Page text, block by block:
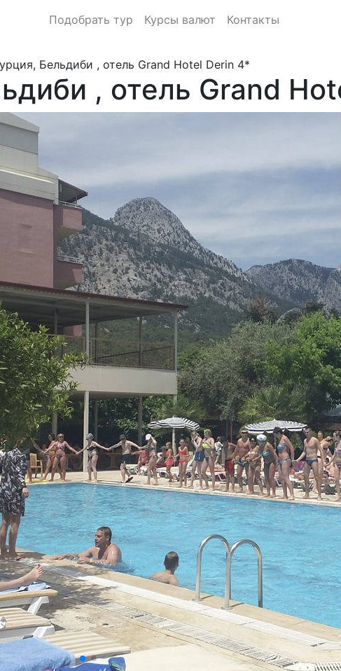
Подобрать тур Курсы валют Контакты
Бельдиби , отель Grand Hotel Derin 4*
, отель Grand